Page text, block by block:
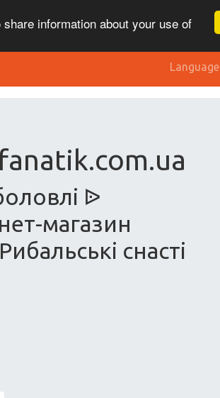
information about your use of
Language
ᐉ
магазин
снасті